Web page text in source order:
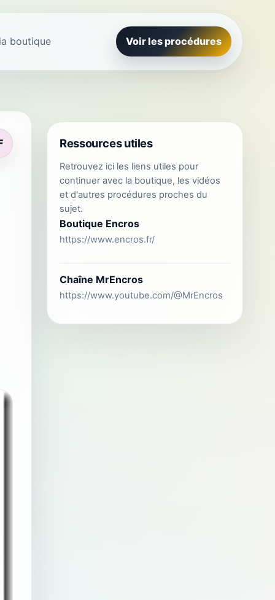
boutique Voir les procédures
Ressources utiles
Retrouvez ici les liens utiles pour
continuer avec la boutique, les vidéos
et d'autres procédures proches du
sujet.
Boutique Encros
https://www.encros.fr/
Chaîne MrEncros
https://www.youtube.com/@MrEncros